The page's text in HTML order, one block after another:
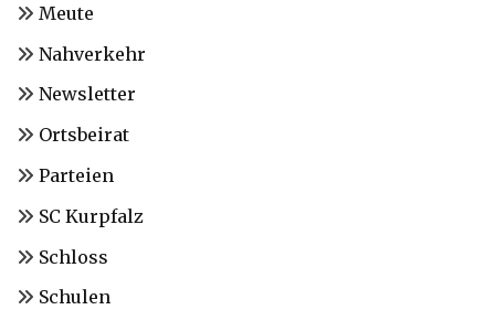
Meute
Nahverkehr
Newsletter
Ortsbeirat
Parteien
SC Kurpfalz
Schloss
Schulen